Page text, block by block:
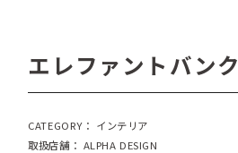
エレファントバンク
CATEGORY： インテリア
取扱店舗： ALPHA DESIGN